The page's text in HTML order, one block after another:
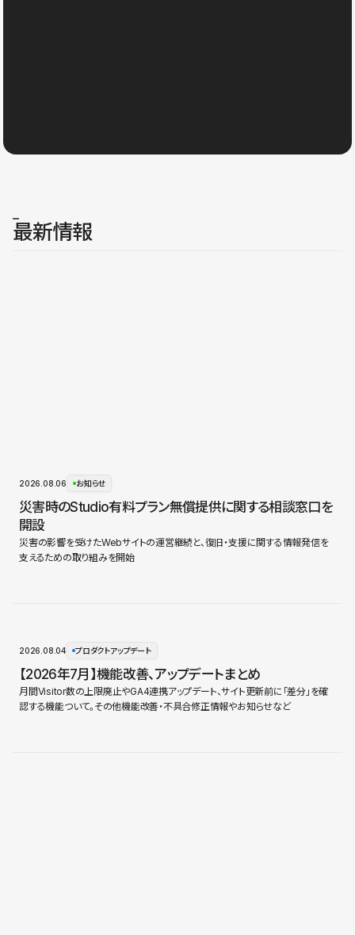
最新情報
2026.08.06 お知らせ
災害時のStudio有料プラン無償提供に関する相談窓口を
開設
災害の影響を受けたWebサイトの運営継続と、復旧・支援に関する情報発信を
支えるための取り組みを開始
2026.08.04 プロダクトアップデート
【2026年7月】機能改善、アップデートまとめ
月間Visitor数の上限廃止やGA4連携アップデート、サイト更新前に「差分」を確
認する機能ついて。その他機能改善・不具合修正情報やお知らせなど